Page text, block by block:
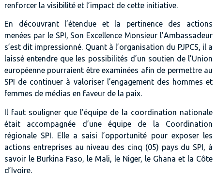
renforcer la visibilité et l’impact de cette initiative.
En découvrant l’étendue et la pertinence des actions
menées par le SPI, Son Excellence Monsieur l’Ambassadeur
s’est dit impressionné. Quant à l’organisation du PJPCS, il a
laissé entendre que les possibilités d’un soutien de l’Union
européenne pourraient être examinées afin de permettre au
SPI de continuer à valoriser l’engagement des hommes et
femmes de médias en faveur de la paix.
Il faut souligner que l’équipe de la coordination nationale
était accompagnée d’une équipe de la Coordination
régionale SPI. Elle a saisi l’opportunité pour exposer les
actions entreprises au niveau des cinq (05) pays du SPI, à
savoir le Burkina Faso, le Mali, le Niger, le Ghana et la Côte
d’Ivoire.